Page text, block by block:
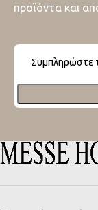
προϊόντα και